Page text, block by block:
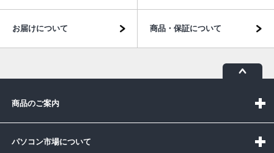
お届けについて 商品・保証について
商品のご案内
パソコン市場について